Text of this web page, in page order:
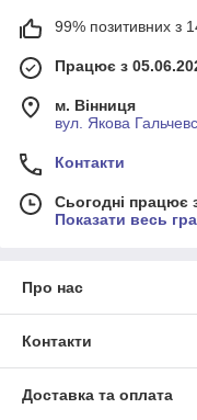
99% позитивних з
Працює з
м. Вінниця
вул. Якова
Контакти
Сьогодні працює
Показати весь
Про нас
Контакти
Доставка та оплата